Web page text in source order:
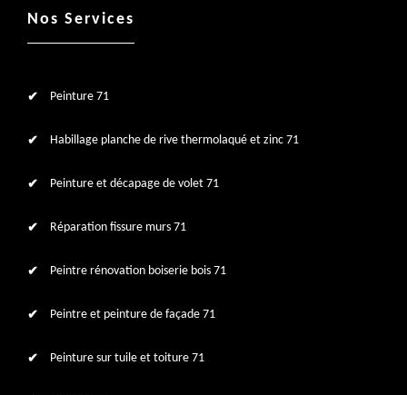
Nos Services
Peinture 71
Habillage planche de rive thermolaqué et zinc 71
Peinture et décapage de volet 71
Réparation fissure murs 71
Peintre rénovation boiserie bois 71
Peintre et peinture de façade 71
Peinture sur tuile et toiture 71